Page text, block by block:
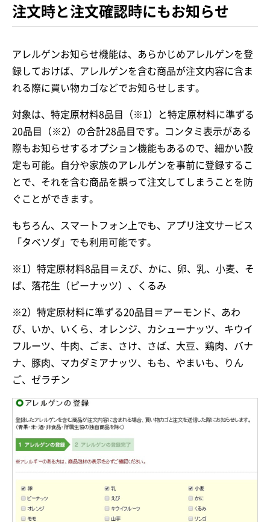
注文時と注文確認時にもお知らせ
アレルゲンお知らせ機能は、あらかじめアレルゲンを登
録しておけば、アレルゲンを含む商品が注文内容に含ま
れる際に買い物カゴなどでお知らせします。
対象は、特定原材料8品目（※1）と特定原材料に準ずる
20品目（※2）の合計28品目です。コンタミ表示がある
際もお知らせするオプション機能もあるので、細かい設
定も可能。自分や家族のアレルゲンを事前に登録するこ
とで、それを含む商品を誤って注文してしまうことを防
ぐことができます。
もちろん、スマートフォン上でも、アプリ注文サービス
「タベソダ」でも利用可能です。
※1）特定原材料8品目＝えび、かに、卵、乳、小麦、そ
ば、落花生（ピーナッツ）、くるみ
※2）特定原材料に準ずる20品目＝アーモンド、あわ
び、いか、いくら、オレンジ、カシューナッツ、キウイ
フルーツ、牛肉、ごま、さけ、さば、大豆、鶏肉、バナ
ナ、豚肉、マカダミアナッツ、もも、やまいも、りん
ご、ゼラチン